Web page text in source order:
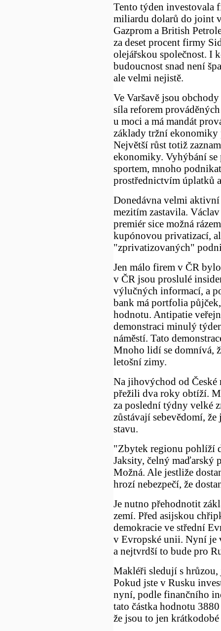
Tento týden investovala
miliardu dolarů do joint
Gazprom a British
za deset procent firmy
olejářskou společnost. I
budoucnost snad není
ale velmi nejistě.
Ve Varšavě jsou
síla reforem
u moci a má mandát
základy tržní ekonomiky
Největší růst totiž
ekonomiky. Vyhýbání
sportem, mnoho
prostřednictvím úplatků
Donedávna velmi
mezitím zastavila.
premiér sice možná
kupónovou privatizací,
"zprivatizovaných"
Jen málo firem v ČR
v ČR jsou proslulé
výlučných informací, a
bank má portfolia
hodnotu. Antipatie
demonstraci minulý
náměstí. Tato
Mnoho lidí se domnívá,
letošní zimy.
Na jihovýchod od
přežili dva roky obtíží.
za poslední týdny velké
zůstávají sebevědomí,
stavu.
"Zbytek regionu pohlíží
Jaksity, čelný maďarský
Možná. Ale jestliže
hrozí nebezpečí, že
Je nutno přehodnotit
zemí. Před asijskou
demokracie ve střední
v Evropské unii. Nyní je
a nejtvrdší to bude pro
Makléři sledují s
Pokud jste v Rusku
nyní, podle finančního
tato částka hodnotu
že jsou to jen